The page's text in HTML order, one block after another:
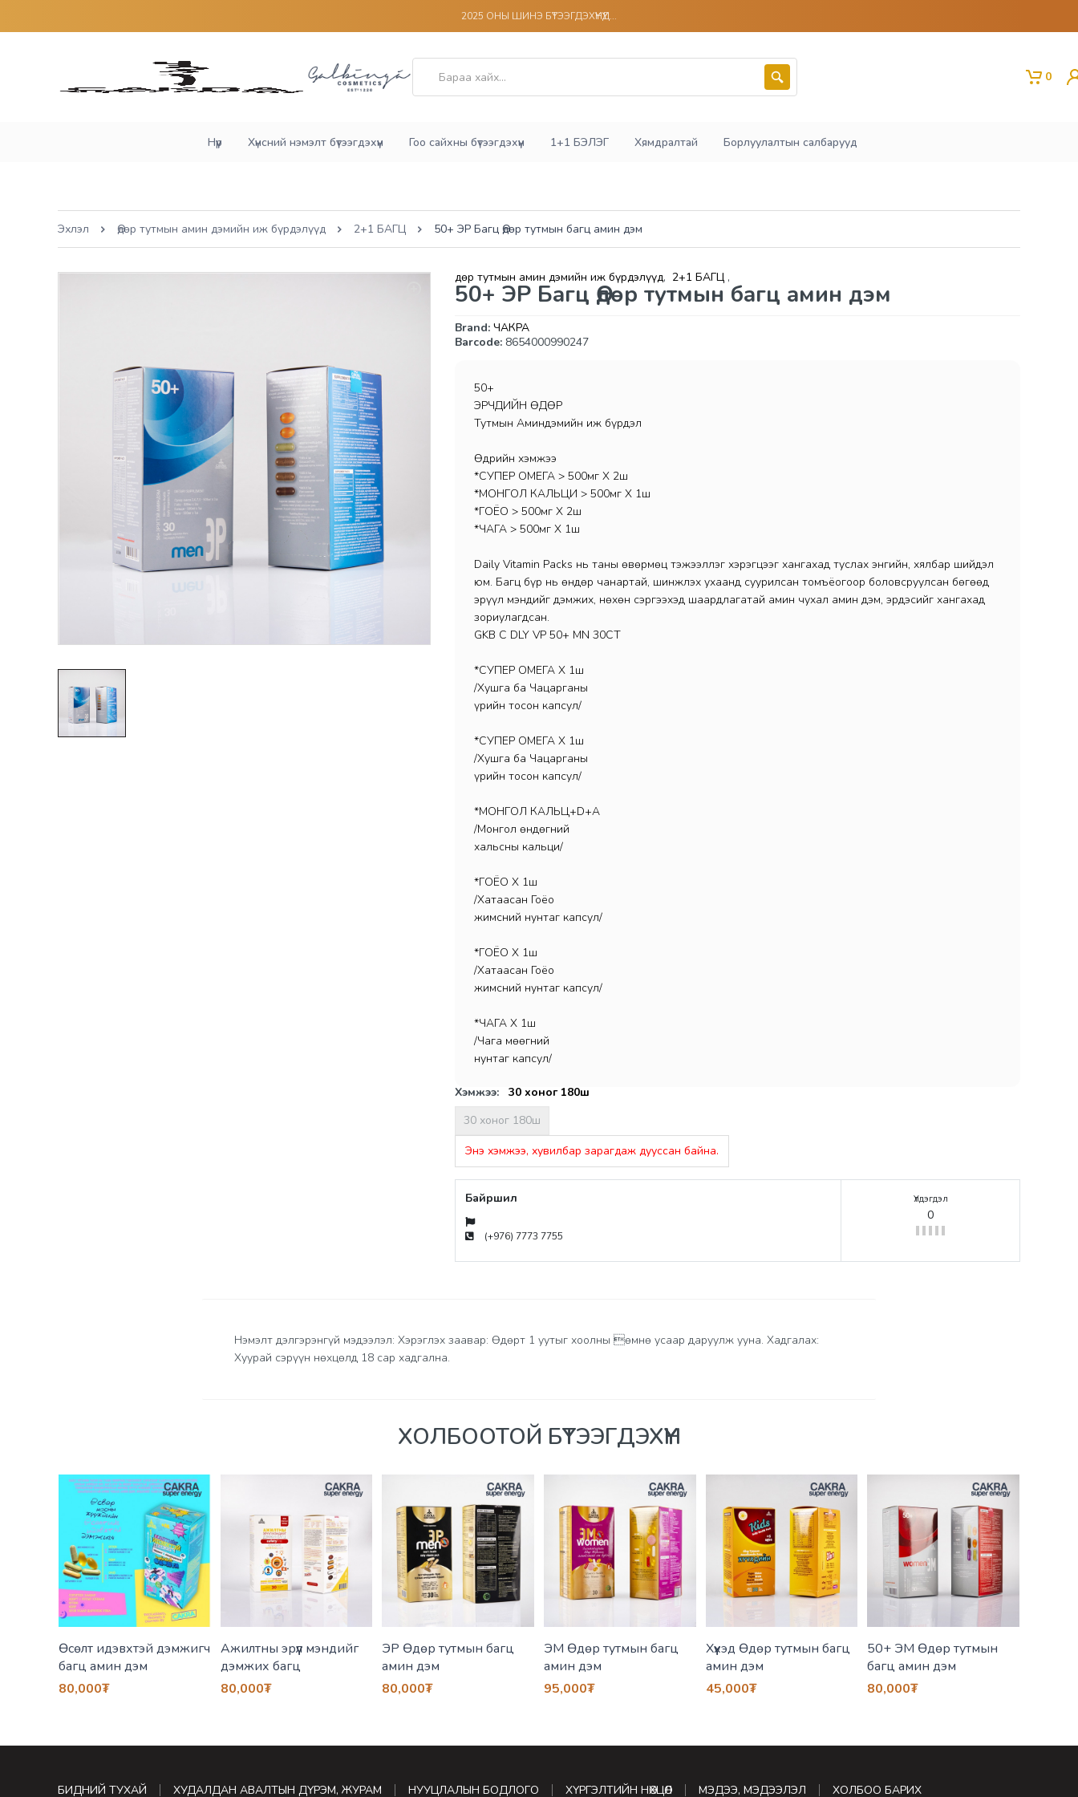
2025 ОНЫ ШИНЭ БҮТЭЭГДЭХҮҮНҮҮД...
0
Нүүр Хүнсний нэмэлт бүтээгдэхүүн Гоо сайхны бүтээгдэхүүн 1+1 БЭЛЭГ Хямдралтай Борлуулалтын салбарууд
Эхлэл Өдөр тутмын амин дэмийн иж бүрдэлүүд 2+1 БАГЦ 50+ ЭР Багц Өдөр тутмын багц амин дэм
Өдөр тутмын амин дэмийн иж бүрдэлүүд, 2+1 БАГЦ ,
50+ ЭР Багц Өдөр тутмын багц амин дэм
Brand: ЧАКРА
Barcode: 8654000990247
50+
ЭРЧҮҮДИЙН ӨДӨР
Тутмын Аминдэмийн иж бүрдэл
Өдрийн хэмжээ
*СУПЕР ОМЕГА > 500мг Х 2ш
*МОНГОЛ КАЛЬЦИ > 500мг Х 1ш
*ГОЁО > 500мг Х 2ш
*ЧАГА > 500мг Х 1ш
Daily Vitamin Packs нь таны өвөрмөц тэжээллэг хэрэгцээг хангахад туслах энгийн, хялбар шийдэл
юм. Багц бүр нь өндөр чанартай, шинжлэх ухаанд суурилсан томъёогоор боловсруулсан бөгөөд
эрүүл мэндийг дэмжих, нөхөн сэргээхэд шаардлагатай амин чухал амин дэм, эрдэсийг хангахад
зориулагдсан.
GKB C DLY VP 50+ MN 30CT
*СУПЕР ОМЕГА Х 1ш
/Хушга ба Чацарганы
үрийн тосон капсул/
*СУПЕР ОМЕГА Х 1ш
/Хушга ба Чацарганы
үрийн тосон капсул/
*МОНГОЛ КАЛЬЦ+D+A
/Монгол өндөгний
хальсны кальци/
*ГОЁО Х 1ш
/Хатаасан Гоёо
жимсний нунтаг капсул/
*ГОЁО Х 1ш
/Хатаасан Гоёо
жимсний нунтаг капсул/
*ЧАГА Х 1ш
/Чага мөөгний
нунтаг капсул/
Хэмжээ:
30 хоног 180ш
30 хоног 180ш
Энэ хэмжээ, хувилбар зарагдаж дууссан байна.
Байршил
(+976) 7773 7755
Үлдэгдэл
0
Нэмэлт дэлгэрэнгүй мэдээлэл: Хэрэглэх заавар: Өдөрт 1 уутыг хоолны өмнө усаар даруулж ууна. Хадгалах:
Хуурай сэрүүн нөхцөлд 18 сар хадгална.
ХОЛБООТОЙ БҮТЭЭГДЭХҮҮН
Өсөлт идэвхтэй дэмжигч
багц амин дэм
80,000₮
Ажилтны эрүүл мэндийг
дэмжих багц
80,000₮
ЭР Өдөр тутмын багц
амин дэм
80,000₮
ЭМ Өдөр тутмын багц
амин дэм
95,000₮
Хүүхэд Өдөр тутмын багц
амин дэм
45,000₮
50+ ЭМ Өдөр тутмын
багц амин дэм
80,000₮
БИДНИЙ ТУХАЙ ХУДАЛДАН АВАЛТЫН ДҮРЭМ, ЖУРАМ НУУЦЛАЛЫН БОДЛОГО ХҮРГЭЛТИЙН НӨХЦӨЛ МЭДЭЭ, МЭДЭЭЛЭЛ ХОЛБОО БАРИХ